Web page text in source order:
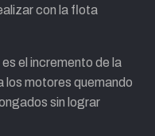
con la flota
el incremento de la
los motores quemando
sin lograr